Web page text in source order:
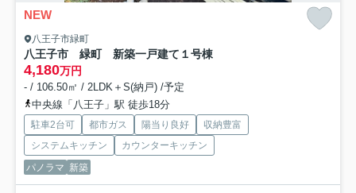
NEW
八王子市緑町
八王子市 緑町 新築一戸建て １号棟
4,180万円
- / 106.50㎡ / 2LDK＋S(納戸) /予定
中央線「八王子」駅 徒歩18分
駐車2台可 都市ガス 陽当り良好
収納豊富
システムキッチン
カウンターキッチン
パノラマ 新築